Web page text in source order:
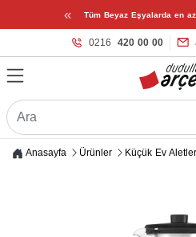
« Tüm Beyaz Eşyalarda en
0216 420 00 00
Anasayfa Ürünler Küçük Ev